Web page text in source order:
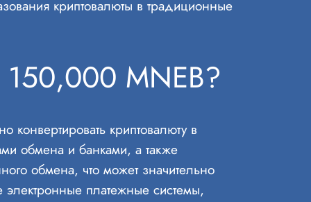
криптовалюты в традиционные
MNEB?
конвертировать криптовалюту в
обмена и банками, а также
обмена, что может значительно
электронные платежные системы,